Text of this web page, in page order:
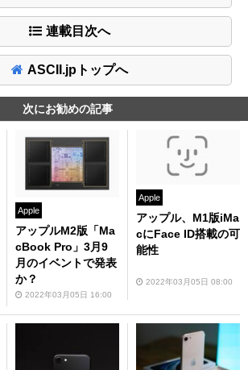
連載目次へ
ASCII.jpトップへ
次にお勧めの記事
Apple
アップルM2版「Ma
cBook Pro」3月9
月のイベントで発表
か？
2022年03月05日 16:00
Apple
アップル、M1版iMa
cにFace ID搭載の可
能性
2022年03月05日 08:00